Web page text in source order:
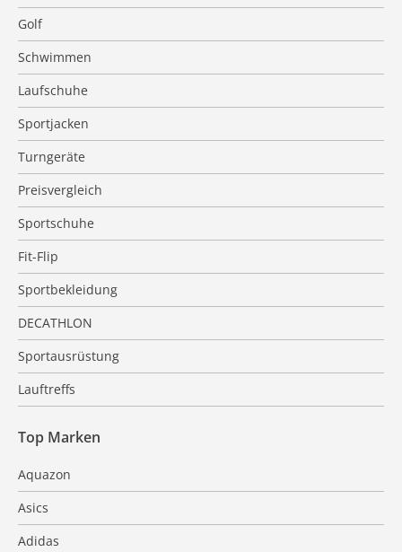
Golf
Schwimmen
Laufschuhe
Sportjacken
Turngeräte
Preisvergleich
Sportschuhe
Fit-Flip
Sportbekleidung
DECATHLON
Sportausrüstung
Lauftreffs
Top Marken
Aquazon
Asics
Adidas